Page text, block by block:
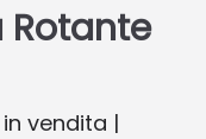
vendita |